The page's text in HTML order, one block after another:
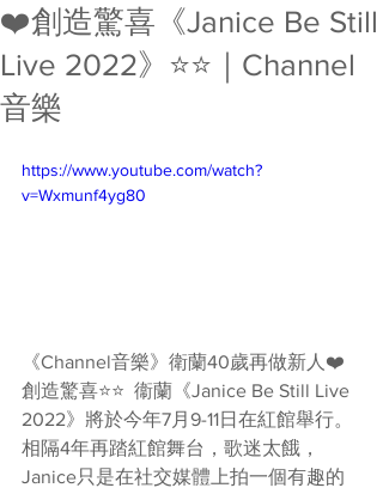
❤️創造驚喜《Janice Be Still
Live 2022》⭐️⭐️｜Channel
音樂
https://www.youtube.com/watch?
v=Wxmunf4yg80
《Channel音樂》衛蘭40歲再做新人❤️
創造驚喜⭐️⭐️  衞蘭《Janice Be Still Live
2022》將於今年7月9-11日在紅館舉行。
相隔4年再踏紅館舞台，歌迷太餓，
Janice只是在社交媒體上拍一個有趣的